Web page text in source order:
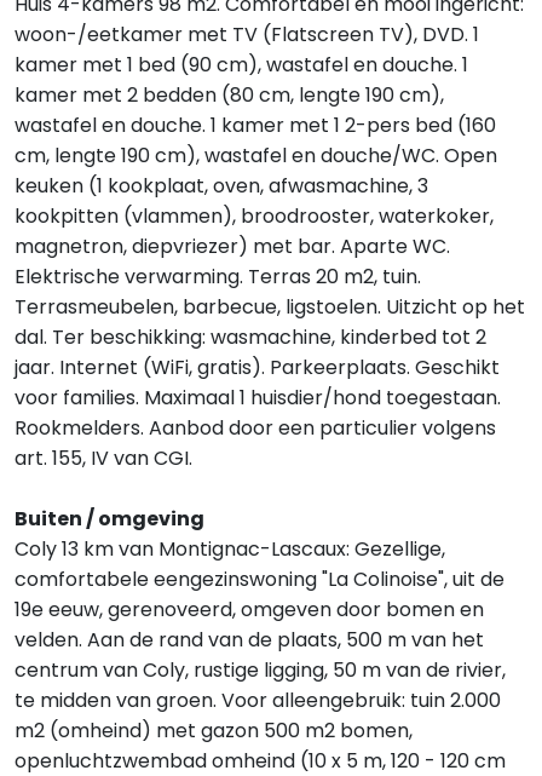
woon-/eetkamer met TV (Flatscreen TV), DVD. 1
kamer met 1 bed (90 cm), wastafel en douche. 1
kamer met 2 bedden (80 cm, lengte 190 cm),
wastafel en douche. 1 kamer met 1 2-pers bed (160
cm, lengte 190 cm), wastafel en douche/WC. Open
keuken (1 kookplaat, oven, afwasmachine, 3
kookpitten (vlammen), broodrooster, waterkoker,
magnetron, diepvriezer) met bar. Aparte WC.
Elektrische verwarming. Terras 20 m2, tuin.
Terrasmeubelen, barbecue, ligstoelen. Uitzicht op het
dal. Ter beschikking: wasmachine, kinderbed tot 2
jaar. Internet (WiFi, gratis). Parkeerplaats. Geschikt
voor families. Maximaal 1 huisdier/hond toegestaan.
Rookmelders. Aanbod door een particulier volgens
art. 155, IV van CGI.
Buiten / omgeving
Coly 13 km van Montignac-Lascaux: Gezellige,
comfortabele eengezinswoning "La Colinoise", uit de
19e eeuw, gerenoveerd, omgeven door bomen en
velden. Aan de rand van de plaats, 500 m van het
centrum van Coly, rustige ligging, 50 m van de rivier,
te midden van groen. Voor alleengebruik: tuin 2.000
m2 (omheind) met gazon 500 m2 bomen,
openluchtzwembad omheind (10 x 5 m, 120 - 120 cm